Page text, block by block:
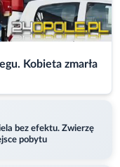
Kobieta zmarła
bez efektu. Zwierzę
pobytu